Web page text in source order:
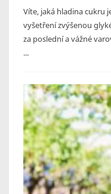
Víte, jaká hladina cukru
vyšetření zvýšenou
za poslední a vážné
...